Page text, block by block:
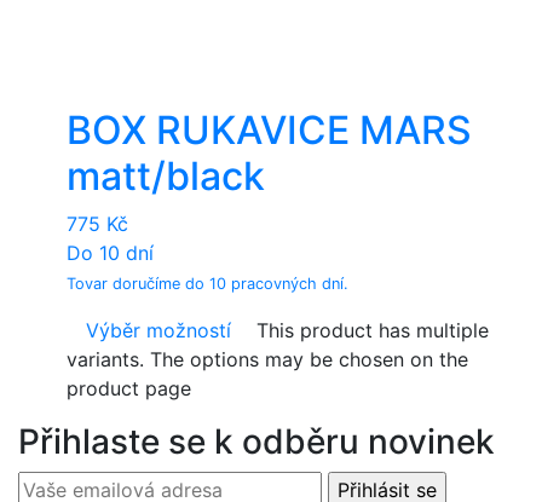
BOX RUKAVICE MARS
matt/black
775 Kč
Do 10 dní
Tovar doručíme do 10 pracovných dní.
Výběr možností
This product has multiple
variants. The options may be chosen on the
product page
Přihlaste se k odběru novinek